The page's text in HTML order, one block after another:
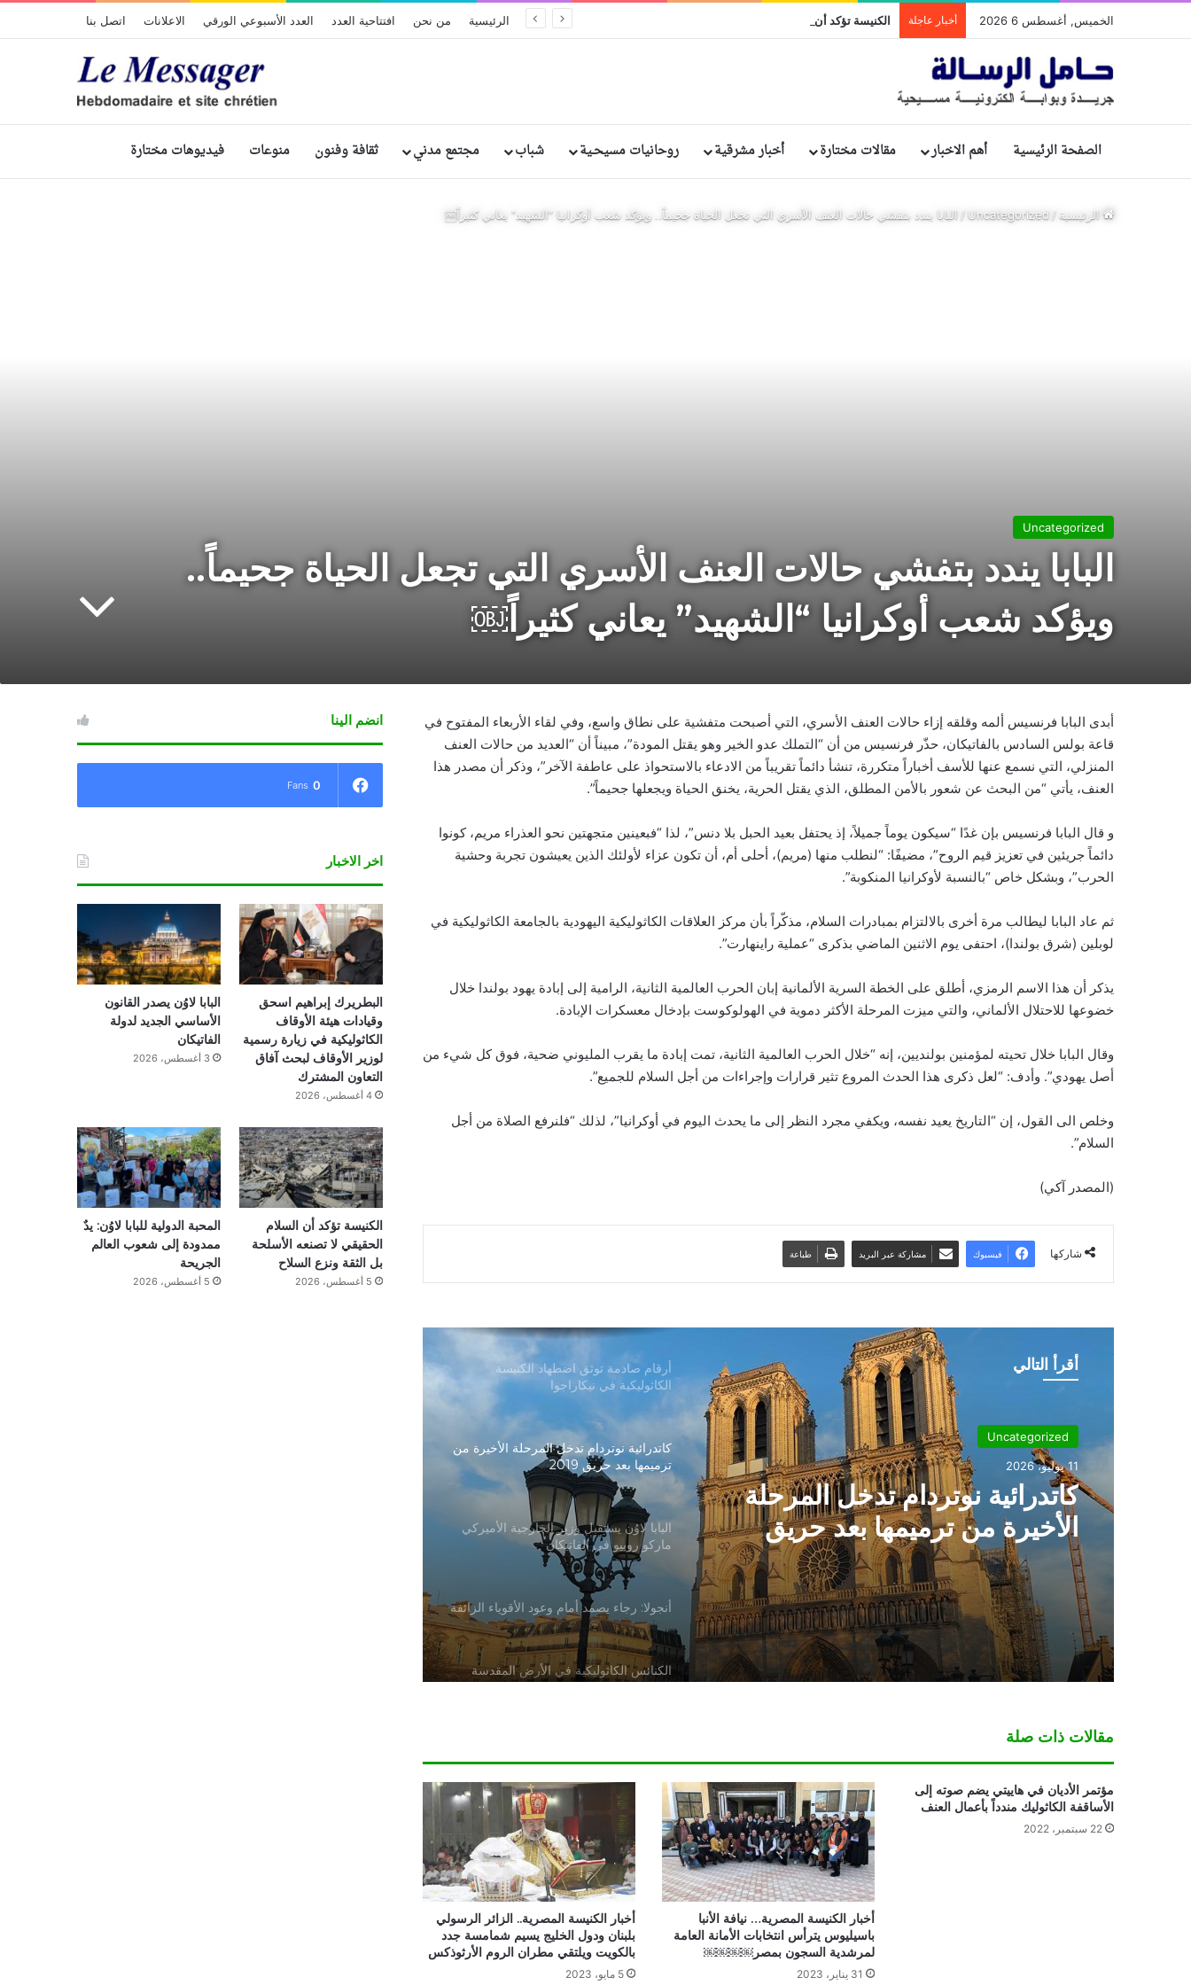
الخميس, أغسطس 6 2026 أخبار عاجلة الرئيسية من نحن افتتاحية العدد العدد الأسبوعي الورقي الاعلانات اتصل بنا
الصفحة الرئيسية أهم الاخبار مقالات مختارة أخبار مشرقية روحانيات مسيحـية شباب مجتمع مدني ثقافة وفنون منوعات فيديوهات مختارة
الرئيسية/
Uncategorized
/ البابا يندد بتفشي حالات العنف الأسري التي تجعل الحياة جحيماً.. ويؤكد شعب أوكرانيا “الشهيد” يعاني كثيراً￼
Uncategorized
البابا يندد بتفشي حالات العنف الأسري التي تجعل الحياة جحيماً..
ويؤكد شعب أوكرانيا “الشهيد” يعاني كثيراً￼
أبدى البابا فرنسيس ألمه وقلقه إزاء حالات العنف الأسري، التي أصبحت متفشية على نطاق واسع، وفي لقاء الأربعاء المفتوح في
قاعة بولس السادس بالفاتيكان، حذّر فرنسيس من أن “التملك عدو الخير وهو يقتل المودة”، مبيناً أن “العديد من حالات العنف
المنزلي، التي نسمع عنها للأسف أخباراً متكررة، تنشأ دائماً تقريباً من الادعاء بالاستحواذ على عاطفة الآخر”، وذكر أن مصدر هذا
العنف، يأتي “من البحث عن شعور بالأمن المطلق، الذي يقتل الحرية، يخنق الحياة ويجعلها جحيماً”.
و قال البابا فرنسيس بإن غدًا “سيكون يوماً جميلاً، إذ يحتفل بعيد الحبل بلا دنس”، لذا “فبعينين متجهتين نحو العذراء مريم، كونوا
دائماً جريئين في تعزيز قيم الروح”، مضيفًا: “لنطلب منها (مريم)، أحلى أم، أن تكون عزاء لأولئك الذين يعيشون تجربة وحشية
الحرب”، وبشكل خاص “بالنسبة لأوكرانيا المنكوبة”.
ثم عاد البابا ليطالب مرة أخرى بالالتزام بمبادرات السلام، مذكّراً بأن مركز العلاقات الكاثوليكية اليهودية بالجامعة الكاثوليكية في
لوبلين (شرق بولندا)، احتفى يوم الاثنين الماضي بذكرى “عملية راينهارت”.
يذكر أن هذا الاسم الرمزي، أطلق على الخطة السرية الألمانية إبان الحرب العالمية الثانية، الرامية إلى إبادة يهود بولندا خلال
خضوعها للاحتلال الألماني، والتي ميزت المرحلة الأكثر دموية في الهولوكوست بإدخال معسكرات الإبادة.
وقال البابا خلال تحيته لمؤمنين بولنديين، إنه “خلال الحرب العالمية الثانية، تمت إبادة ما يقرب المليوني ضحية، فوق كل شيء من
أصل يهودي”. وأدف: “لعل ذكرى هذا الحدث المروع تثير قرارات وإجراءات من أجل السلام للجميع”.
وخلص الى القول، إن “التاريخ يعيد نفسه، ويكفي مجرد النظر إلى ما يحدث اليوم في أوكرانيا”، لذلك “فلنرفع الصلاة من أجل
السلام”.
(المصدر آكي)
شاركها فيسبوك مشاركة عبر البريد طباعة
أقرأ التالي
Uncategorized
11 يوليو، 2026
كاتدرائية نوتردام تدخل المرحلة
الأخيرة من ترميمها بعد حريق
2019
الصراع في الشرق الأوسط
الكاردينال بيتسابالا: الكنيسة لن تتخلى أبدًا
عن المحتاجين في غزة
دعوة مشتركة لتجديد الإيمان وترسيخ السلام
الأرض المقدسة وساعدوا في تعزيز الحوار
بطريركا الأقباط الكاثوليك والروم الكاثوليك
أرقام صادمة توثق اضطهاد الكنيسة
الكاثوليكية في نيكاراجوا
كاتدرائية نوتردام تدخل المرحلة الأخيرة من
ترميمها بعد حريق 2019
البابا لاوُن يستقبل وزير الخارجية الأميركي
ماركو روبيو في الفاتيكان
أنجولا: رجاء يصمد أمام وعود الأقوياء الزائفة
الكنائس الكاثوليكية في الأرض المقدسة
تدين تدنيس تمثال المسيح المصلوب
الصراع في الشرق الأوسط
الكاردينال بيتسابالا: الكنيسة لن تتخلى أبدًا
عن المحتاجين في غزة
دعوة مشتركة لتجديد الإيمان وترسيخ السلام
والحوار.. رسالة دائرة الحوار بين الأديان
بمناسبة رمضان وعيد الفطر
مقالات ذات صلة
مؤتمر الأديان في هاييتي يضم صوته إلى
الأساقفة الكاثوليك مندداً بأعمال العنف
22 سبتمبر، 2022
أخبار الكنيسة المصرية… نيافة الأنبا
باسيليوس يترأس انتخابات الأمانة العامة
لمرشدية السجون بمصر￼￼￼￼
31 يناير، 2023
أخبار الكنيسة المصرية.. الزائر الرسولي
بلبنان ودول الخليج يسيم شمامسة جدد
بالكويت ويلتقي مطران الروم الأرثوذكس
5 مايو، 2023
انضم الينا
0
Fans
اخر الاخبار
البطريرك إبراهيم اسحق
وقيادات هيئة الأوقاف
الكاثوليكية في زيارة رسمية
لوزير الأوقاف لبحث آفاق
التعاون المشترك
4 أغسطس، 2026
البابا لاوُن يصدر القانون
الأساسي الجديد لدولة
الفاتيكان
3 أغسطس، 2026
الكنيسة تؤكد أن السلام
الحقيقي لا تصنعه الأسلحة
بل الثقة ونزع السلاح
5 أغسطس، 2026
المحبة الدولية للبابا لاوُن: يدٌ
ممدودة إلى شعوب العالم
الجريحة
5 أغسطس، 2026